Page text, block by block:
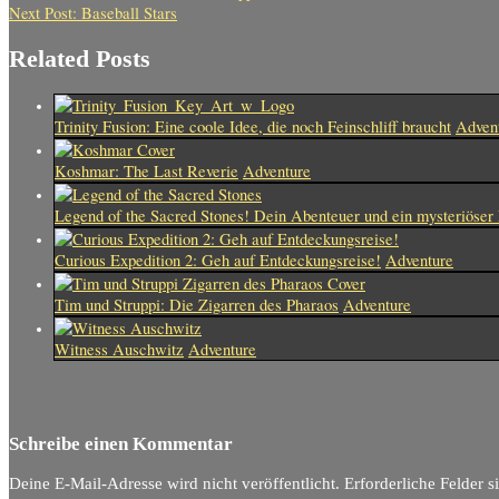
Next Post: Baseball Stars
Related Posts
Trinity Fusion: Eine coole Idee, die noch Feinschliff braucht
Koshmar: The Last Reverie Adventure
Legend of the Sacred Stones! Dein Abenteuer und ein mysteriöser
Curious Expedition 2: Geh auf Entdeckungsreise! Adventure
Tim und Struppi: Die Zigarren des Pharaos Adventure
Witness Auschwitz Adventure
Schreibe einen Kommentar
Deine E-Mail-Adresse wird nicht veröffentlicht. Erforderliche Felder